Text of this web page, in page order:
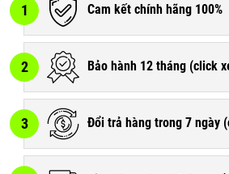
1 Cam kết chính hãng 100%
2 Bảo hành 12 tháng (click
3 Đổi trả hàng trong 7 ngày (